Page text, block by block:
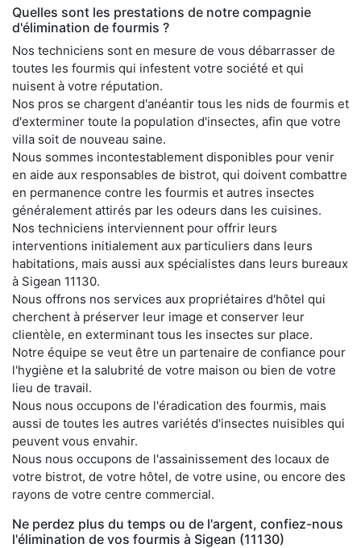
Quelles sont les prestations de notre compagnie
d'élimination de fourmis ?
Nos techniciens sont en mesure de vous débarrasser de
toutes les fourmis qui infestent votre société et qui
nuisent à votre réputation.
Nos pros se chargent d'anéantir tous les nids de fourmis et
d'exterminer toute la population d'insectes, afin que votre
villa soit de nouveau saine.
Nous sommes incontestablement disponibles pour venir
en aide aux responsables de bistrot, qui doivent combattre
en permanence contre les fourmis et autres insectes
généralement attirés par les odeurs dans les cuisines.
Nos techniciens interviennent pour offrir leurs
interventions initialement aux particuliers dans leurs
habitations, mais aussi aux spécialistes dans leurs bureaux
à Sigean 11130.
Nous offrons nos services aux propriétaires d'hôtel qui
cherchent à préserver leur image et conserver leur
clientèle, en exterminant tous les insectes sur place.
Notre équipe se veut être un partenaire de confiance pour
l'hygiène et la salubrité de votre maison ou bien de votre
lieu de travail.
Nous nous occupons de l'éradication des fourmis, mais
aussi de toutes les autres variétés d'insectes nuisibles qui
peuvent vous envahir.
Nous nous occupons de l'assainissement des locaux de
votre bistrot, de votre hôtel, de votre usine, ou encore des
rayons de votre centre commercial.
Ne perdez plus du temps ou de l'argent, confiez-nous
l'élimination de vos fourmis à Sigean (11130)